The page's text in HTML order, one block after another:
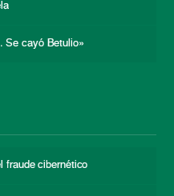
cayó Betulio»
fraude cibernético